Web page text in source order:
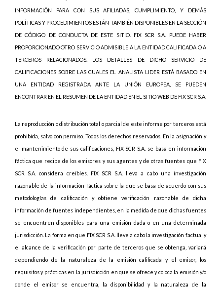
INFORMACIÓN PARA CON SUS AFILIADAS, CUMPLIMIENTO, Y DEMÁS
POLÍTICAS Y PROCEDIMIENTOS ESTÁN TAMBIÉN DISPONIBLES EN LA SECCIÓN
DE CÓDIGO DE CONDUCTA DE ESTE SITIO. FIX SCR S.A. PUEDE HABER
PROPORCIONADO OTRO SERVICIO ADMISIBLE A LA ENTIDAD CALIFICADA O A
TERCEROS RELACIONADOS. LOS DETALLES DE DICHO SERVICIO DE
CALIFICACIONES SOBRE LAS CUALES EL ANALISTA LIDER ESTÁ BASADO EN
UNA ENTIDAD REGISTRADA ANTE LA UNIÓN EUROPEA, SE PUEDEN
ENCONTRAR EN EL RESUMEN DE LA ENTIDAD EN EL SITIO WEB DE FIX SCR S.A.
La reproducción o distribución total o parcial de este informe por terceros está
prohibida, salvo con permiso. Todos los derechos reservados. En la asignación y
el mantenimiento de sus calificaciones, FIX SCR S.A. se basa en información
fáctica que recibe de los emisores y sus agentes y de otras fuentes que FIX
SCR S.A. considera creíbles. FIX SCR S.A. lleva a cabo una investigación
razonable de la información fáctica sobre la que se basa de acuerdo con sus
metodologías de calificación y obtiene verificación razonable de dicha
información de fuentes independientes, en la medida de que dichas fuentes
se encuentren disponibles para una emisión dada o en una determinada
jurisdicción. La forma en que FIX SCR S.A. lleve a cabo la investigación factual y
el alcance de la verificación por parte de terceros que se obtenga, variará
dependiendo de la naturaleza de la emisión calificada y el emisor, los
requisitos y prácticas en la jurisdicción en que se ofrece y coloca la emisión y/o
donde el emisor se encuentra, la disponibilidad y la naturaleza de la